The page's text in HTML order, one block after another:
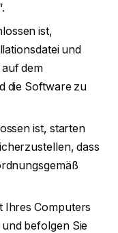
ist,
und
dem
die Software zu
ist, starten
dass
Ihres Computers
befolgen Sie